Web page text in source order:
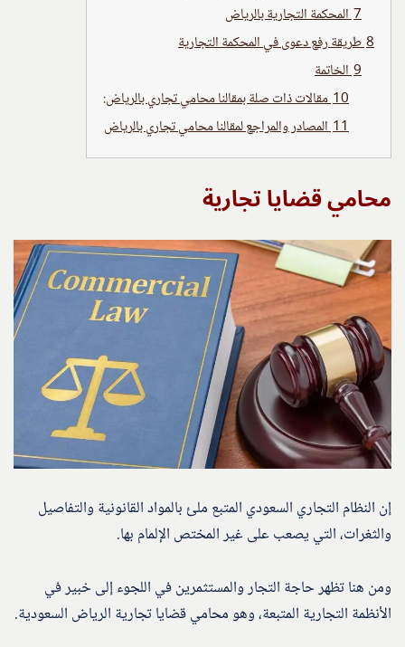
7المحكمة التجارية بالرياض
8طريقة رفع دعوى في المحكمة التجارية
9الخاتمة
10مقالات ذات صلة بمقالنا محامي تجاري بالرياض:
11المصادر والمراجع لمقالنا محامي تجاري بالرياض
محامي قضايا تجارية
إن النظام التجاري السعودي المتبع ملئ بالمواد القانونية والتفاصيل
والثغرات، التي يصعب على غير المختص الإلمام بها.
ومن هنا تظهر حاجة التجار والمستثمرين في اللجوء إلى خبير في
الأنظمة التجارية المتبعة، وهو محامي قضايا تجارية الرياض السعودية.